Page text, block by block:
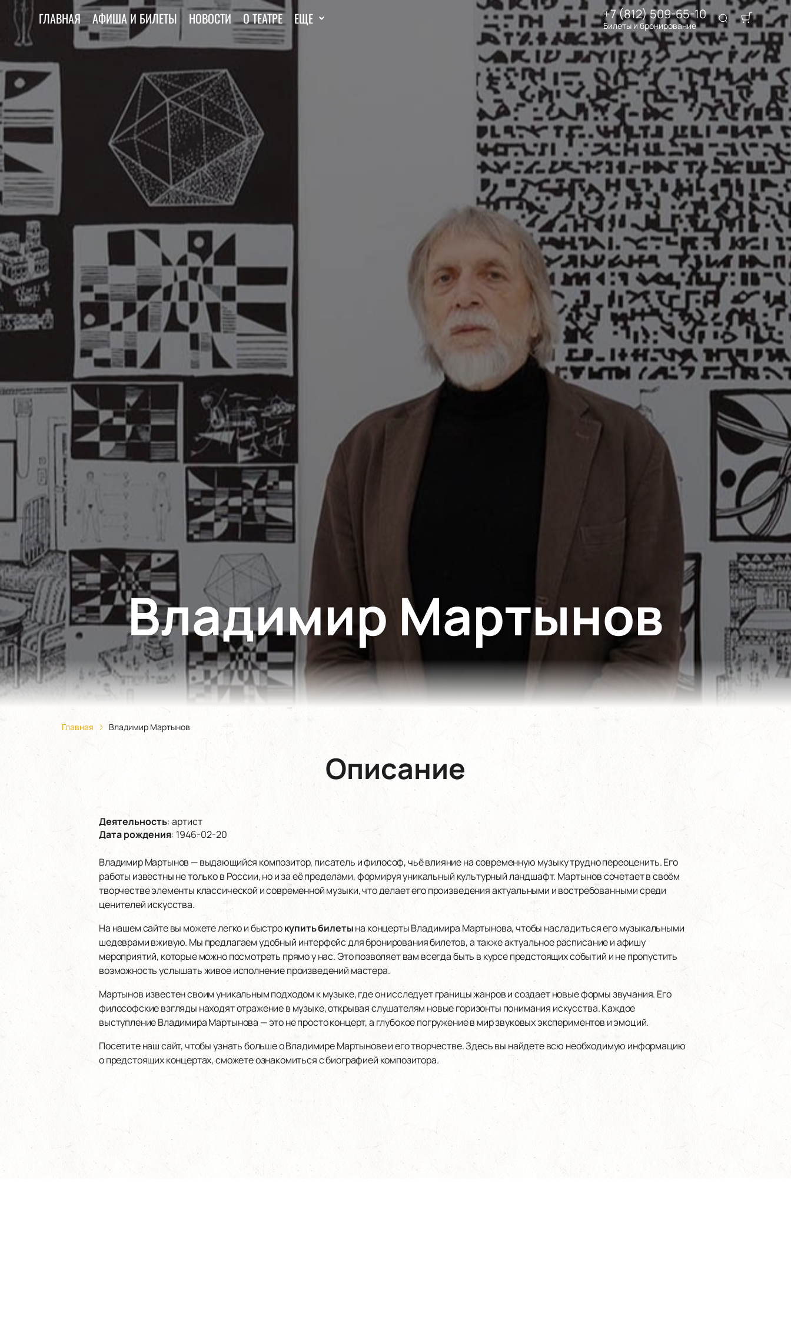
ГЛАВНАЯ АФИША И БИЛЕТЫ НОВОСТИ О ТЕАТРЕ ЕЩЕ +7 (812) 509-65-10
Билеты и бронирование
Владимир Мартынов
Главная Владимир Мартынов
Описание
Деятельность:артист
Дата рождения: 1946-02-20
Владимир Мартынов — выдающийся композитор, писатель и философ, чьё влияние на современную музыку трудно переоценить. Его
работы известны не только в России, но и за её пределами, формируя уникальный культурный ландшафт. Мартынов сочетает в своём
творчестве элементы классической и современной музыки, что делает его произведения актуальными и востребованными среди
ценителей искусства.
На нашем сайте вы можете легко и быстрокупить билетына концерты Владимира Мартынова, чтобы насладиться его музыкальными
шедеврами вживую. Мы предлагаем удобный интерфейс для бронирования билетов, а также актуальное расписание и афишу
мероприятий, которые можно посмотреть прямо у нас. Это позволяет вам всегда быть в курсе предстоящих событий и не пропустить
возможность услышать живое исполнение произведений мастера.
Мартынов известен своим уникальным подходом к музыке, где он исследует границы жанров и создает новые формы звучания. Его
философские взгляды находят отражение в музыке, открывая слушателям новые горизонты понимания искусства. Каждое
выступление Владимира Мартынова — это не просто концерт, а глубокое погружение в мир звуковых экспериментов и эмоций.
Посетите наш сайт, чтобы узнать больше о Владимире Мартынове и его творчестве. Здесь вы найдете всю необходимую информацию
о предстоящих концертах, сможете ознакомиться с биографией композитора.